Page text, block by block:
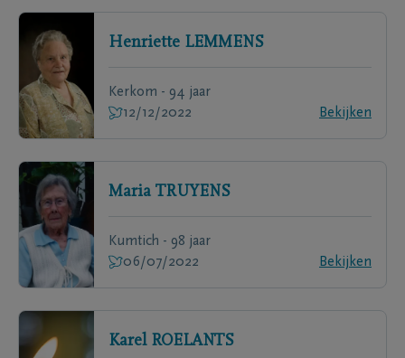
Henriette LEMMENS
Kerkom - 94 jaar
12/12/2022
Bekijken
Maria TRUYENS
Kumtich - 98 jaar
06/07/2022
Bekijken
Karel ROELANTS